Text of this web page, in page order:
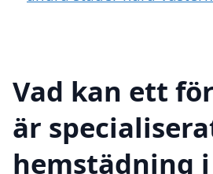
Vad kan ett
är
hemstädning i